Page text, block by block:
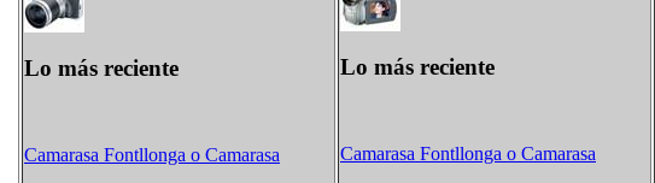
Lo más reciente
Camarasa Fontllonga o Camarasa
Lo más reciente
Camarasa Fontllonga o Camarasa